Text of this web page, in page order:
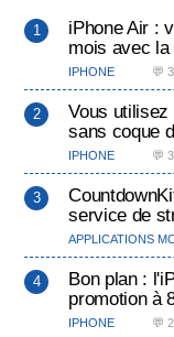
iPhone Air :
mois avec
IPHONE 💬
Vous
sans coque
IPHONE 💬
service de
APPLICATIONS
Bon plan :
promotion à
IPHONE 💬